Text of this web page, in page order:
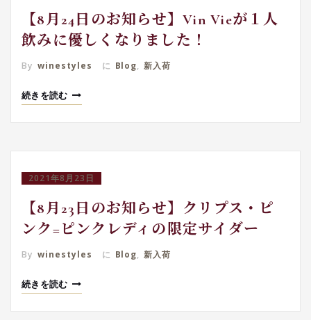
【8月24日のお知らせ】Vin Vieが１人
飲みに優しくなりました！
By winestyles に Blog, 新入荷
続きを読む
2021年8月23日
【8月23日のお知らせ】クリプス・ピ
ンク=ピンクレディの限定サイダー
By winestyles に Blog, 新入荷
続きを読む